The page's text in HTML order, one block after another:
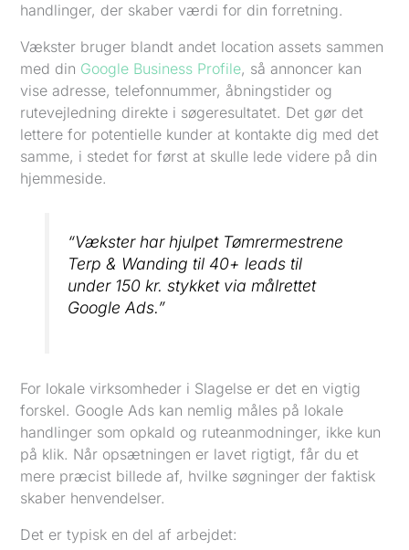
handlinger, der skaber værdi for din forretning.
Vækster bruger blandt andet location assets sammen
med din Google Business Profile, så annoncer kan
vise adresse, telefonnummer, åbningstider og
rutevejledning direkte i søgeresultatet. Det gør det
lettere for potentielle kunder at kontakte dig med det
samme, i stedet for først at skulle lede videre på din
hjemmeside.
“Vækster har hjulpet Tømrermestrene
Terp & Wanding til 40+ leads til
under 150 kr. stykket via målrettet
Google Ads.”
For lokale virksomheder i Slagelse er det en vigtig
forskel. Google Ads kan nemlig måles på lokale
handlinger som opkald og ruteanmodninger, ikke kun
på klik. Når opsætningen er lavet rigtigt, får du et
mere præcist billede af, hvilke søgninger der faktisk
skaber henvendelser.
Det er typisk en del af arbejdet: